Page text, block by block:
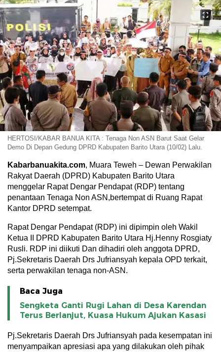
HERTOSI/KABAR BANUA KITA : Tenaga Non ASN Barut Saat Gelar
Demo Di Depan Gedung DPRD Kabupaten Barito Utara (10/02) Lalu.
Kabarbanuakita.com, Muara Teweh – Dewan Perwakilan
Rakyat Daerah (DPRD) Kabupaten Barito Utara
menggelar Rapat Dengar Pendapat (RDP) tentang
penantaan Tenaga Non ASN,bertempat di Ruang Rapat
Kantor DPRD setempat.
Rapat Dengar Pendapat (RDP) ini dipimpin oleh Wakil
Ketua II DPRD Kabupaten Barito Utara Hj.Henny Rosgiaty
Rusli. RDP ini diikuti Dan dihadiri oleh anggota DPRD,
Pj.Sekretaris Daerah Drs Jufriansyah kepala OPD terkait,
serta perwakilan tenaga non-ASN.
Baca Juga
Sengketa Ganti Rugi Lahan di Desa Karendan
Terus Berlanjut, Kuasa Hukum Ajukan Kasasi
Pj.Sekretaris Daerah Drs Jufriansyah pada kesempatan ini
menyampaikan apresiasi apa yang dilakukan oleh pihak